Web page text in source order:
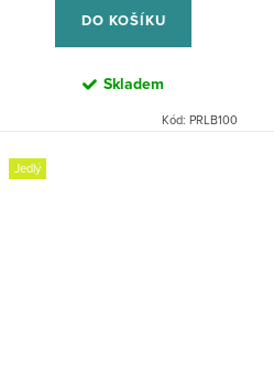
DO KOŠÍKU
Skladem
Kód: PRLB100
Jedlý